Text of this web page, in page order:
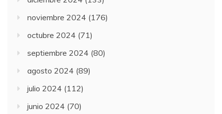
noviembre 2024 (176)
octubre 2024 (71)
septiembre 2024 (80)
agosto 2024 (89)
julio 2024 (112)
junio 2024 (70)